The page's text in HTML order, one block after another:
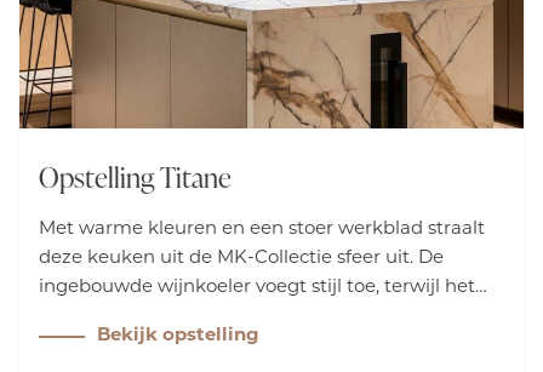
Opstelling Titane
Met warme kleuren en een stoer werkblad straalt
deze keuken uit de MK-Collectie sfeer uit. De
ingebouwde wijnkoeler voegt stijl toe, terwijl het
koken. Daarnaast biedt de hoge kastenwand volop
Bekijk opstelling